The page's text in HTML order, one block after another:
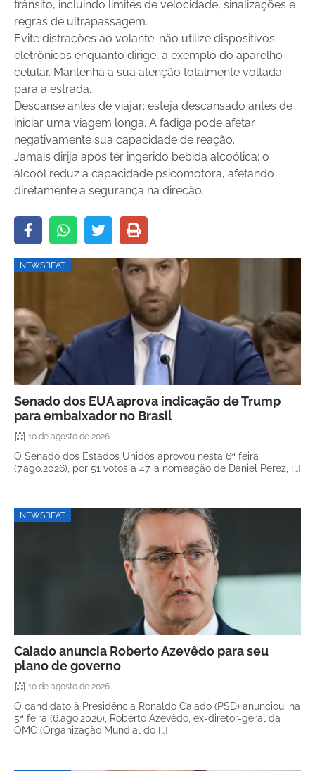
trânsito, incluindo limites de velocidade, sinalizações e
regras de ultrapassagem.
Evite distrações ao volante: não utilize dispositivos
eletrônicos enquanto dirige, a exemplo do aparelho
celular. Mantenha a sua atenção totalmente voltada
para a estrada.
Descanse antes de viajar: esteja descansado antes de
iniciar uma viagem longa. A fadiga pode afetar
negativamente sua capacidade de reação.
Jamais dirija após ter ingerido bebida alcoólica: o
álcool reduz a capacidade psicomotora, afetando
diretamente a segurança na direção.
NEWSBEAT
Senado dos EUA aprova indicação de Trump
para embaixador no Brasil
10 de agosto de 2026
O Senado dos Estados Unidos aprovou nesta 6ª feira
(7.ago.2026), por 51 votos a 47, a nomeação de Daniel Perez, […]
NEWSBEAT
Caiado anuncia Roberto Azevêdo para seu
plano de governo
10 de agosto de 2026
O candidato à Presidência Ronaldo Caiado (PSD) anunciou, na
5ª feira (6.ago.2026), Roberto Azevêdo, ex-diretor-geral da
OMC (Organização Mundial do […]